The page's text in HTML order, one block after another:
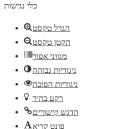
כלי נגישות
הגדל טקסט
הקטן טקסט
מגווני אפור
ניגודיות גבוהה
ניגודיות הפוכה
רקע בהיר
הדגש קישורים
פונט קריא